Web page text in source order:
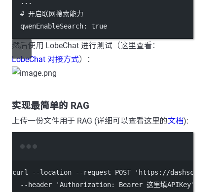
# 开启联网搜索能力
qwenEnableSearch: true
然后使用 LobeChat 进行测试（这里查看：
LobeChat 对接方式）：
实现最简单的 RAG
上传一份文件用于 RAG (详细可以查看这里的文档):
curl --location --request POST
'https://
--header
'Authorization: Bearer 这里填APIKey'